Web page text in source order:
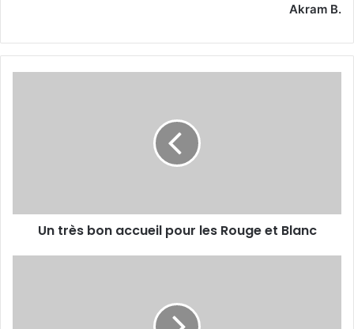
Akram B.
Blanc
Un très bon accueil pour les Rouge et Blanc